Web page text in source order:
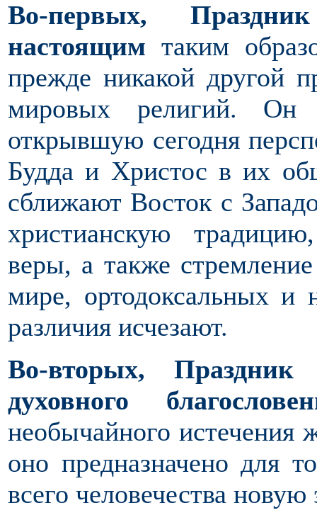
Во-первых,
настоящим таким
прежде никакой другой
мировых религий.
открывшую сегодня
Будда и Христос в их
сближают Восток с
христианскую
веры, а также
мире, ортодоксальных и
различия исчезают.
Во-вторых,
духовного
необычайного истечения
оно предназначено для
всего человечества